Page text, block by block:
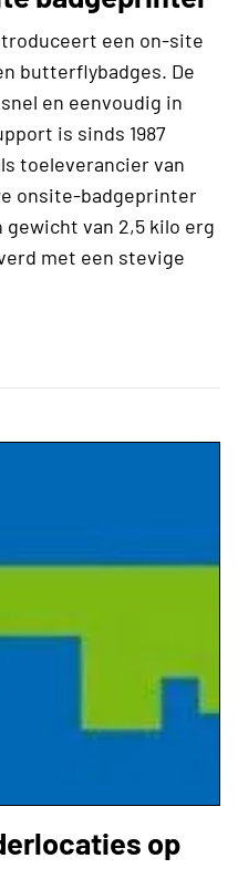
een on-site
butterflybadges. De
en eenvoudig in
is sinds 1987
toeleverancier van
onsite-badgeprinter
van 2,5 kilo erg
met een stevige
op